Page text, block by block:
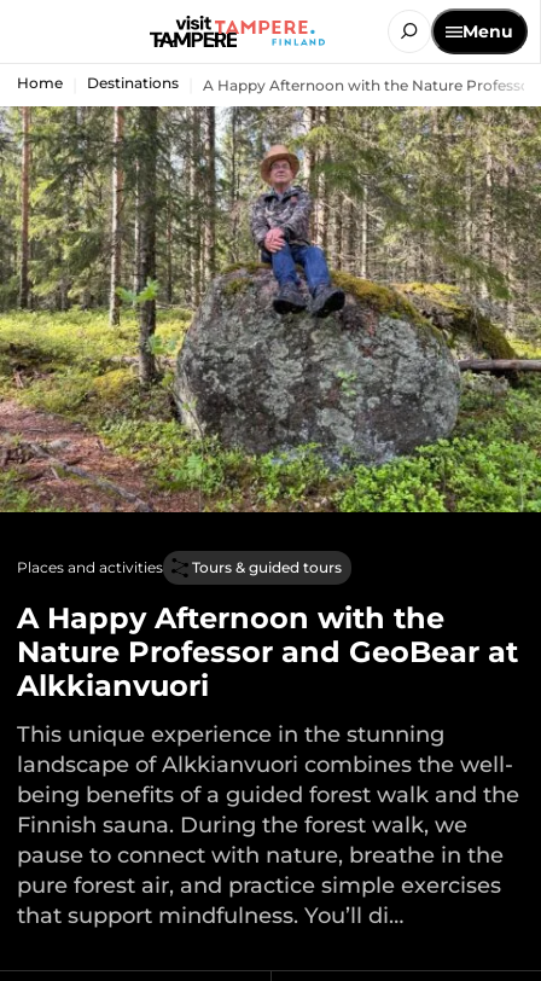
Menu
Home Destinations A Happy Afternoon with the Nature Professor
Places and activities Tours & guided tours
A Happy Afternoon with the
Nature Professor and GeoBear at
Alkkianvuori
This unique experience in the stunning
landscape of Alkkianvuori combines the well-
being benefits of a guided forest walk and the
Finnish sauna. During the forest walk, we
pause to connect with nature, breathe in the
pure forest air, and practice simple exercises
that support mindfulness. You’ll di…